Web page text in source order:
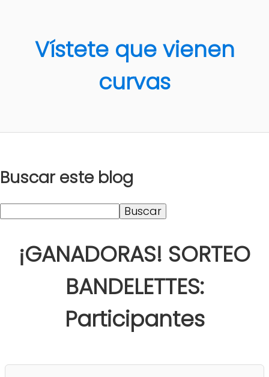
Vístete que vienen
curvas
Buscar este blog
¡GANADORAS! SORTEO
BANDELETTES:
Participantes